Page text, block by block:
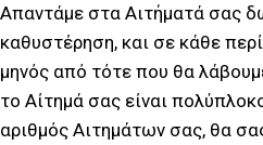
Απαντάμε στα Αιτήματά σας
καθυστέρηση, και σε κάθε
μηνός από τότε που θα
το Αίτημά σας είναι
αριθμός Αιτημάτων σας, θα